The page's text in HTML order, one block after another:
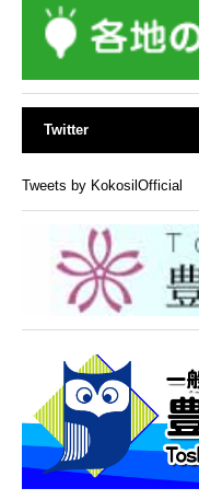
Twitter
Tweets by KokosilOfficial